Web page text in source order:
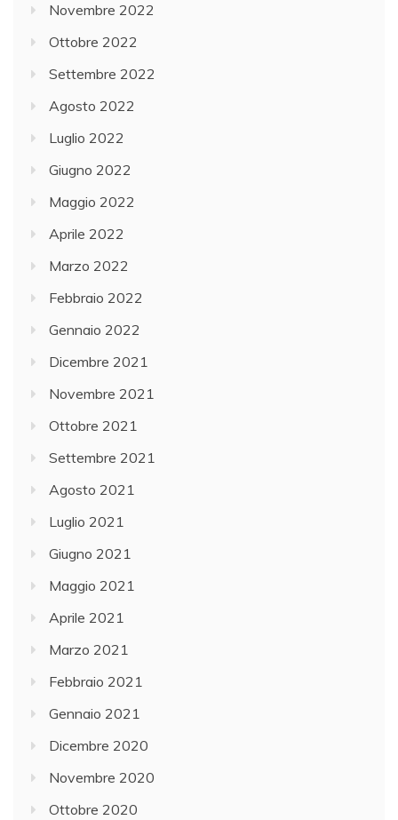
Novembre 2022
Ottobre 2022
Settembre 2022
Agosto 2022
Luglio 2022
Giugno 2022
Maggio 2022
Aprile 2022
Marzo 2022
Febbraio 2022
Gennaio 2022
Dicembre 2021
Novembre 2021
Ottobre 2021
Settembre 2021
Agosto 2021
Luglio 2021
Giugno 2021
Maggio 2021
Aprile 2021
Marzo 2021
Febbraio 2021
Gennaio 2021
Dicembre 2020
Novembre 2020
Ottobre 2020